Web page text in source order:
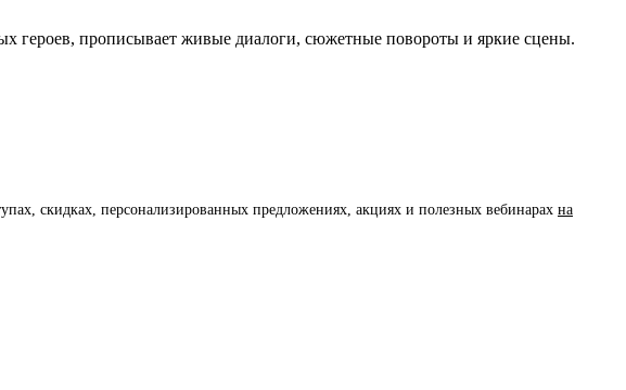
героев, прописывает живые диалоги, сюжетные повороты и яркие сцены.
скидках, персонализированных предложениях, акциях и полезных вебинарах на